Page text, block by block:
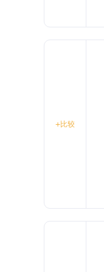
+比较